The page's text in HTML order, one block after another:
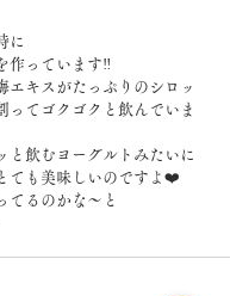
に
作っています‼️
エキスがたっぷりのシロッ
ってゴクゴクと飲んでいま
と飲むヨーグルトみたいに
ても美味しいのですよ❤️
てるのかな〜と